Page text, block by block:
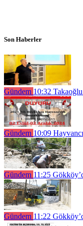
Son Haberler
Gündem 10:32
Gündem 10:09
Gündem 11:25
Gündem 11:22